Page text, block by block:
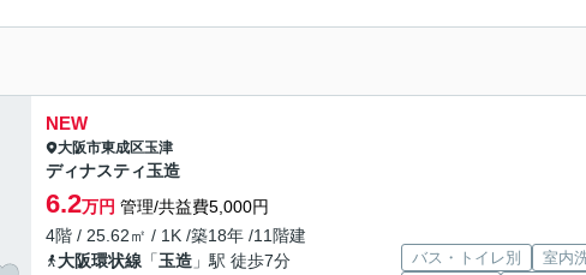
NEW
大阪市東成区玉津
ディナスティ玉造
6.2万円 管理/共益費5,000円
4階 / 25.62㎡ / 1K /築18年 /11階建
大阪環状線 「玉造 」駅 徒歩7分
バス・トイレ別 室内